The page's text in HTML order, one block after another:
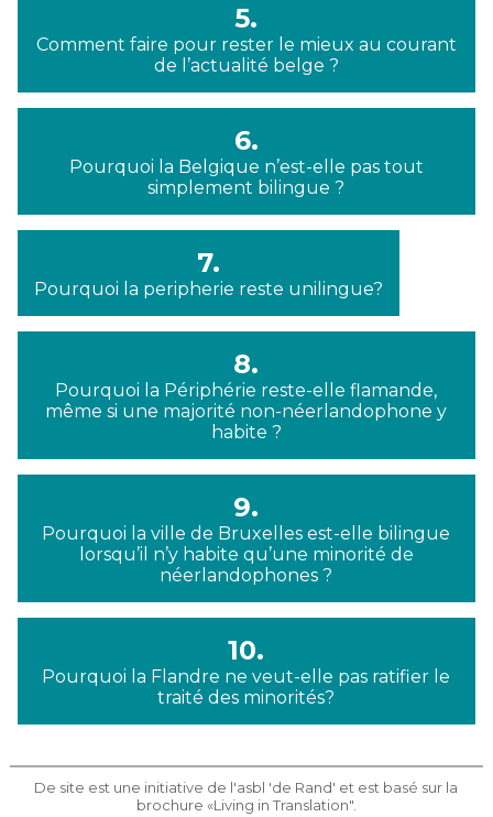
5.
Comment faire pour rester le mieux au courant
de l’actualité belge ?
6.
Pourquoi la Belgique n’est-elle pas tout
simplement bilingue ?
7.
Pourquoi la peripherie reste unilingue?
8.
Pourquoi la Périphérie reste-elle flamande,
même si une majorité non-néerlandophone y
habite ?
9.
Pourquoi la ville de Bruxelles est-elle bilingue
lorsqu’il n’y habite qu’une minorité de
néerlandophones ?
10.
Pourquoi la Flandre ne veut-elle pas ratifier le
traité des minorités?
De site est une initiative de l'asbl 'de Rand' et est basé sur la
brochure «Living in Translation".